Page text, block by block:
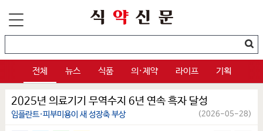
전체 뉴스 식품 의·제약 라이프 기획
2025년 의료기기 무역수지 6년 연속 흑자 달성
임플란트·피부미용이 새 성장축 부상 (2026-05-28)